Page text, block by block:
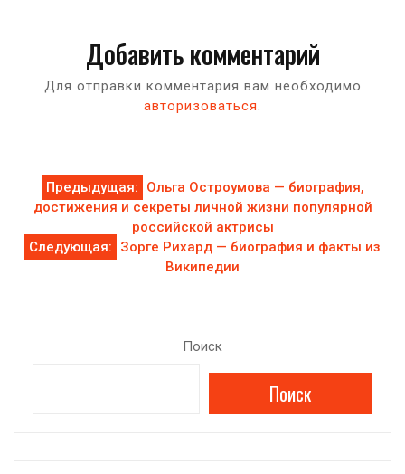
Добавить комментарий
Для отправки комментария вам необходимо
авторизоваться
Навигация
по
записям
Предыдущая:
Ольга Остроумова — биография,
достижения и секреты личной жизни популярной
российской актрисы
Следующая:
Зорге Рихард — биография и факты из
Википедии
Поиск
Поиск